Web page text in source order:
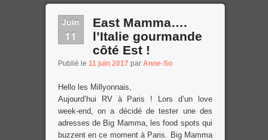
Juin
11
East Mamma….
l’Italie gourmande
côté Est !
Publié le 11 juin 2017 par Anne-So
Hello les Millyonnais,
Aujourd’hui RV à Paris ! Lors d’un love
week-end, on a décidé de tester une des
adresses de Big Mamma, les food spots qui
buzzent en ce moment à Paris. Big Mamma